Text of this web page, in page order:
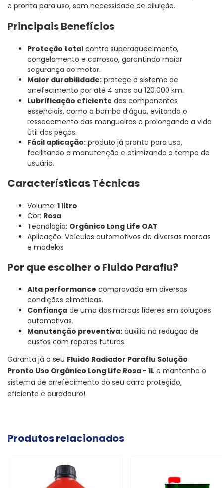
e pronta para uso, sem necessidade de diluição.
Principais Benefícios
Proteção total contra superaquecimento,
congelamento e corrosão, garantindo maior
segurança ao motor.
Maior durabilidade: protege o sistema de
arrefecimento por até 4 anos ou 120.000 km.
Lubrificação eficiente dos componentes
essenciais, como a bomba d’água, evitando o
ressecamento das mangueiras e prolongando a vida
útil das peças.
Fácil aplicação: produto já pronto para uso,
facilitando a manutenção e otimizando o tempo do
usuário.
Características Técnicas
Volume: 1 litro
Cor: Rosa
Tecnologia: Orgânico Long Life OAT
Aplicação: Veículos automotivos de diversas marcas
e modelos
Por que escolher o Fluido Paraflu?
Alta performance comprovada em diversas
condições climáticas.
Confiança de uma das marcas líderes em soluções
automotivas.
Manutenção preventiva: auxilia na redução de
custos com reparos futuros.
Garanta já o seu Fluido Radiador Paraflu Solução
Pronto Uso Orgânico Long Life Rosa - 1L e mantenha o
sistema de arrefecimento do seu carro protegido,
eficiente e duradouro!
Produtos relacionados